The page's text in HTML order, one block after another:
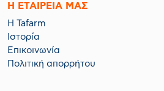
Η ΕΤΑΙΡΕΙΑ ΜΑΣ
Η Tafarm
Ιστορία
Επικοινωνία
Πολιτική απορρήτου